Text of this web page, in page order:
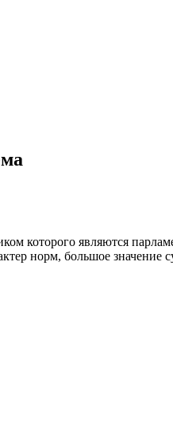
которого являются
норм, большое значение